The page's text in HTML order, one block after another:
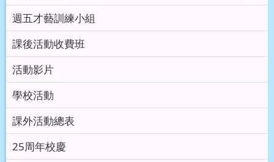
週五才藝訓練小組
課後活動收費班
活動影片
學校活動
課外活動總表
25周年校慶